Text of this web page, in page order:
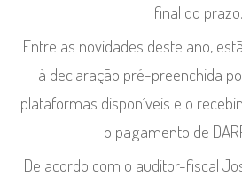
final do prazo.
Entre as novidades deste ano,
à declaração pré-preenchida
plataformas disponíveis e o
o pagamento de
De acordo com o auditor-fiscal